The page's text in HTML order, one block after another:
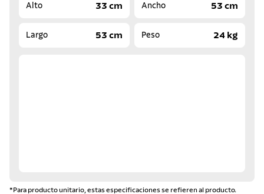
Alto 33 cm Ancho 53 cm
Largo 53 cm Peso 24 kg
*Para producto unitario, estas especificaciones se refieren al producto.